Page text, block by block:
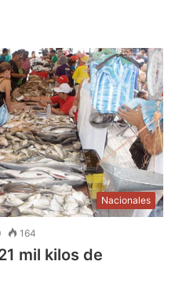
Nacionales
164
mil kilos de